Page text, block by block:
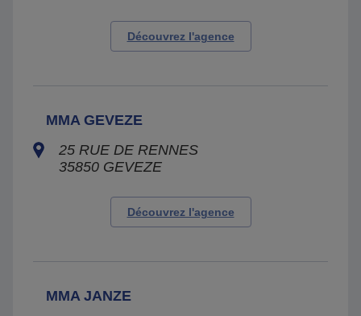
Découvrez l'agence
MMA GEVEZE
25 RUE DE RENNES
35850 GEVEZE
Découvrez l'agence
MMA JANZE